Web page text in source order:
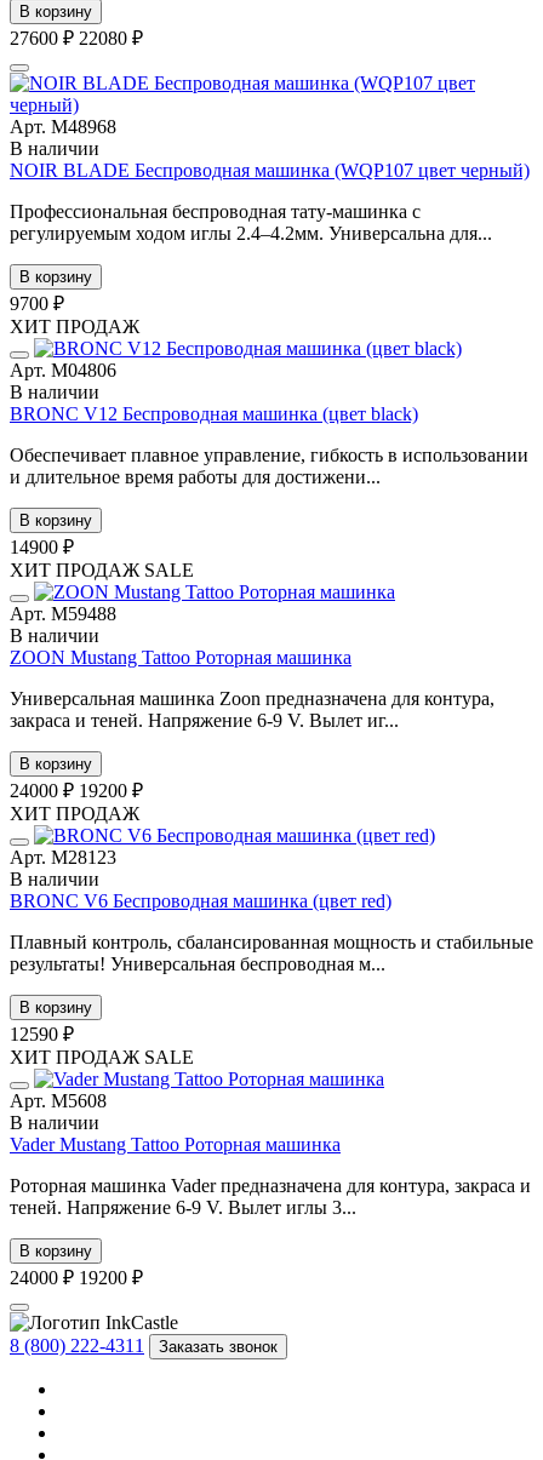
В корзину
27600 ₽ 22080 ₽
Арт. М48968
В наличии
NOIR BLADE Беспроводная машинка (WQP107 цвет черный)
Профессиональная беспроводная тату-машинка с
регулируемым ходом иглы 2.4–4.2мм. Универсальна для...
В корзину
9700 ₽
ХИТ ПРОДАЖ
Арт. М04806
В наличии
BRONC V12 Беспроводная машинка (цвет black)
Обеспечивает плавное управление, гибкость в использовании
и длительное время работы для достижени...
В корзину
14900 ₽
ХИТ ПРОДАЖ SALE
Арт. М59488
В наличии
ZOON Mustang Tattoo Роторная машинка
Универсальная машинка Zoon предназначена для контура,
закраса и теней. Напряжение 6-9 V. Вылет иг...
В корзину
24000 ₽ 19200 ₽
ХИТ ПРОДАЖ
Арт. М28123
В наличии
BRONC V6 Беспроводная машинка (цвет red)
Плавный контроль, сбалансированная мощность и стабильные
результаты! Универсальная беспроводная м...
В корзину
12590 ₽
ХИТ ПРОДАЖ SALE
Арт. М5608
В наличии
Vader Mustang Tattoo Роторная машинка
Роторная машинка Vader предназначена для контура, закраса и
теней. Напряжение 6-9 V. Вылет иглы 3...
В корзину
24000 ₽ 19200 ₽
8 (800) 222-4311 Заказать звонок